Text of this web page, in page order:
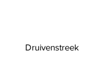
Druivenstreek